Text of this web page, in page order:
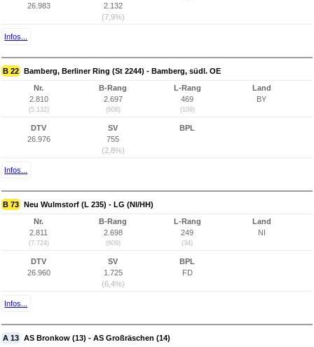
26.983
2.132
(7,9%)
Infos...
B 22 Bamberg, Berliner Ring (St 2244) - Bamberg, südl. OE
Nr.
2.810
(5.132)
B-Rang
2.697
(608)
L-Rang
469
(109)
Land
BY
DTV
26.976
SV
755
(2,8%)
BPL
Infos...
B 73 Neu Wulmstorf (L 235) - LG (NI/HH)
Nr.
2.811
(7.724)
B-Rang
2.698
(609)
L-Rang
249
(34)
Land
NI
DTV
26.960
SV
1.725
(6,4%)
BPL
FD
Infos...
A 13 AS Bronkow (13) - AS Großräschen (14)